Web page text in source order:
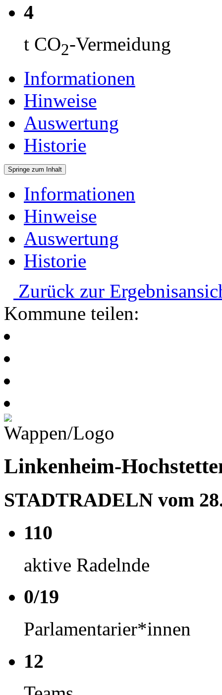
4
t CO2-Vermeidung
Informationen
Hinweise
Auswertung
Historie
Springe zum Inhalt
Informationen
Hinweise
Auswertung
Historie
Zurück zur
Kommune teilen:
Linkenheim-
STADTRADELN vom
110
aktive Radelnde
0/19
Parlamentarier*innen
12